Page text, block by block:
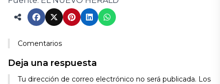
Comentarios
Deja una respuesta
Tu dirección de correo electrónico no será publicada. Los